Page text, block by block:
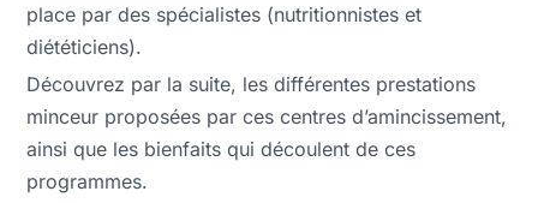
place par des spécialistes (nutritionnistes et
diététiciens).
Découvrez par la suite, les différentes prestations
minceur proposées par ces centres d’amincissement,
ainsi que les bienfaits qui découlent de ces
programmes.